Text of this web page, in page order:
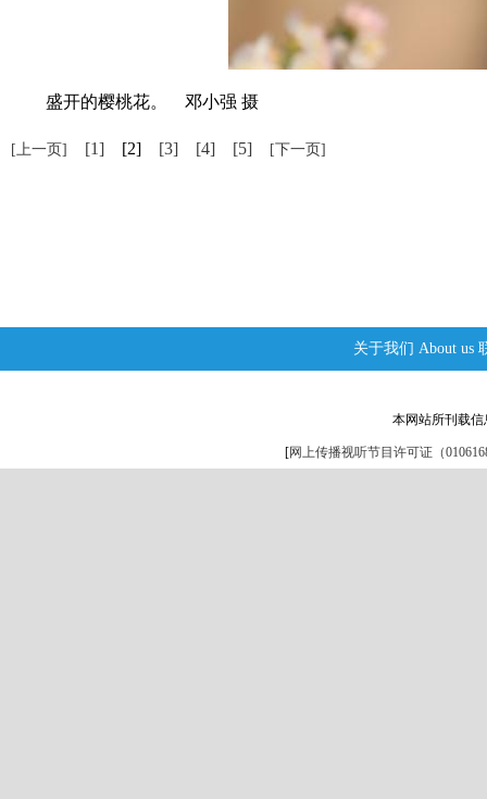
盛开的樱桃花。 邓小强 摄
[上一页] [1] [2] [3] [4] [5] [下一页]
关于我们 About us
本网站所刊载
[网上传播视听节目许可证（